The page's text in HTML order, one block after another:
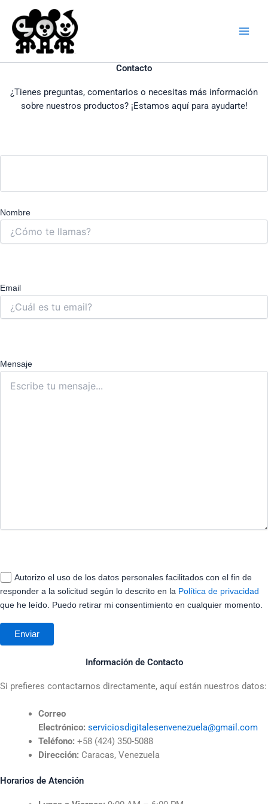
contenido
Contacto
¿Tienes preguntas, comentarios o necesitas más información
sobre nuestros productos? ¡Estamos aquí para ayudarte!
Nombre
Email
Mensaje
Autorizo el uso de los datos personales facilitados con el fin de
responder a la solicitud según lo descrito en la Política de privacidad
que he leído. Puedo retirar mi consentimiento en cualquier momento.
Información de Contacto
Si prefieres contactarnos directamente, aquí están nuestros datos:
Correo
Electrónico: serviciosdigitalesenvenezuela@gmail.com
Teléfono: +58 (424) 350-5088
Dirección: Caracas, Venezuela
Horarios de Atención